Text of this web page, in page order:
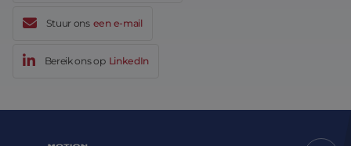
Stuur ons een e-mail
Bereik ons op LinkedIn